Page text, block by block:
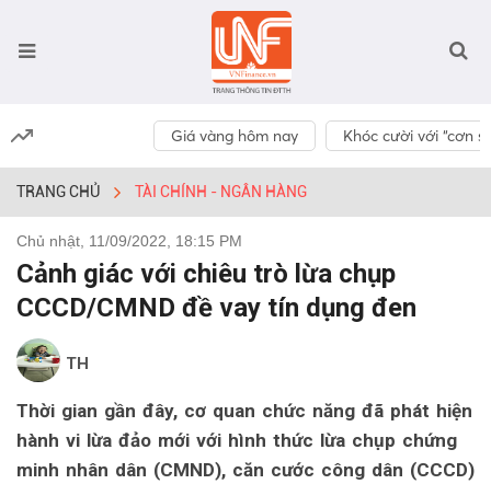
Giá vàng hôm nay Khóc cười với “cơn
TRANG CHỦ TÀI CHÍNH - NGÂN HÀNG
Chủ nhật, 11/09/2022, 18:15 PM
Cảnh giác với chiêu trò lừa chụp
CCCD/CMND đề vay tín dụng đen
TH
Thời gian gần đây, cơ quan chức năng đã phát hiện
hành vi lừa đảo mới với hình thức lừa chụp chứng
minh nhân dân (CMND), căn cước công dân (CCCD)